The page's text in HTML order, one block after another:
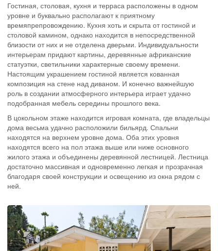
Гостиная, столовая, кухня и терраса расположены в одном
уровне и буквально располагают к приятному
времяпрепровождению. Кухня хоть и скрыта от гостиной и
столовой камином, однако находится в непосредственной
близости от них и не отделена дверьми. Индивидуальности
интерьерам придают картины, деревянные африканские
статуэтки, светильники характерные своему времени.
Настоящим украшением гостиной является кованная
композиция на стене над диваном. И конечно важнейшую
роль в создании атмосферного интерьера играет удачно
подобранная мебель середины прошлого века.
В цокольном этаже находится игровая комната, где владельцы
дома весьма удачно расположили бильярд. Спальни
находятся на верхнем уровне дома. Оба этих уровня
находятся всего на пол этажа выше или ниже основного
жилого этажа и объединены деревянной лестницей. Лестница
достаточно массивная и одновременно легкая и прозрачная
благодаря своей конструкции и освещению из окна рядом с
ней.